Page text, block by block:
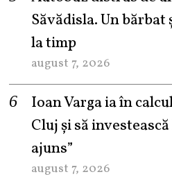
Săvădisla. Un bărbat
la timp
august 7, 2026
Ioan Varga ia în
Cluj și să
ajuns”
august 7, 2026